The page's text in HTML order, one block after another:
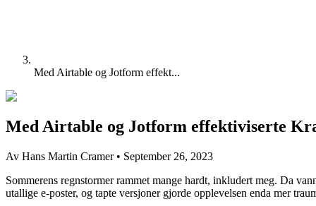
Med Airtable og Jotform effekt...
Med Airtable og Jotform effektiviserte
Av Hans Martin Cramer• September 26, 2023
Sommerens regnstormer rammet mange hardt, inkludert meg. Da
utallige e-poster, og tapte versjoner gjorde opplevelsen enda mer